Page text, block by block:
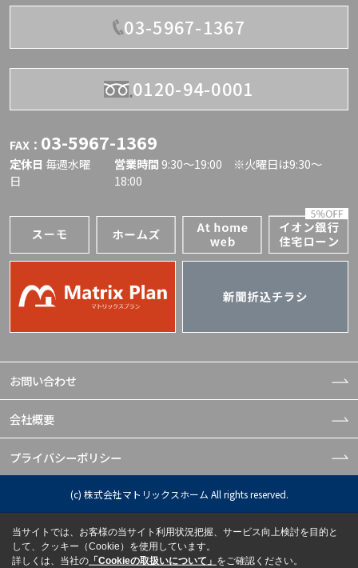
03-5967-1367
0120-94-0001
FAX： 03-5967-1369
定休日 毎週水曜
日
営業時間 9:30〜19:00 ※火曜日は9:30～
18:00
お問い合わせ
会社概要
プライバシーポリシー
(c) 株式会社マトリックスホーム All rights reserved.
当サイトでは、お客様の当サイト利用状況把握、サービス向上検討を目的と
して、クッキー（Cookie）を使用しています。
詳しくは、当社の 「Cookieの取扱いについて」 をご確認ください。